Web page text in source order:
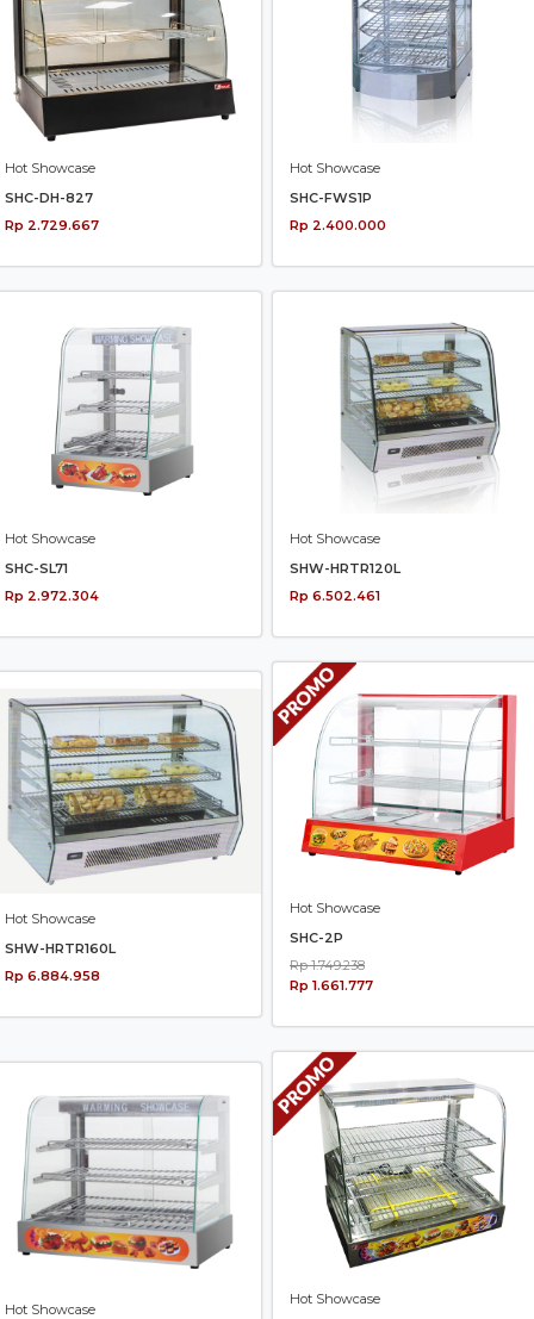
Hot Showcase
SHC-DH-827
Rp 2.729.667
Hot Showcase
SHC-FWS1P
Rp 2.400.000
Hot Showcase
SHC-SL71
Rp 2.972.304
Hot Showcase
SHW-HRTR120L
Rp 6.502.461
Hot Showcase
SHW-HRTR160L
Rp 6.884.958
Hot Showcase
SHC-2P
Rp 1.749.238
Rp 1.661.777
Hot Showcase
Hot Showcase